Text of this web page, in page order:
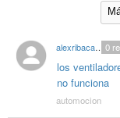
alexribacamps
los
no funciona
0
automocion